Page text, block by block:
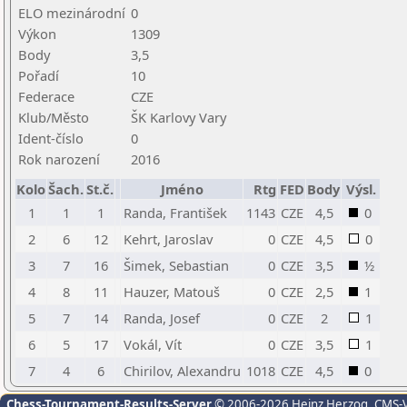
ELO mezinárodní 0
Výkon
1309
Body
3,5
Pořadí
10
Federace
CZE
Klub/Město
ŠK Karlovy Vary
Ident-číslo
0
Rok narození
2016
KoloŠach.St.č. Jméno Rtg FED Body Výsl.
1
1 1 Randa, František 1143 CZE 4,5
0
2
6 12 Kehrt, Jaroslav 0 CZE 4,5
0
3
7 16 Šimek, Sebastian 0 CZE 3,5
½
4
8 11 Hauzer, Matouš 0 CZE 2,5
1
5
7 14 Randa, Josef 0 CZE 2
1
6
5 17 Vokál, Vít 0 CZE 3,5
1
7
4 6 Chirilov, Alexandru 1018 CZE 4,5 0